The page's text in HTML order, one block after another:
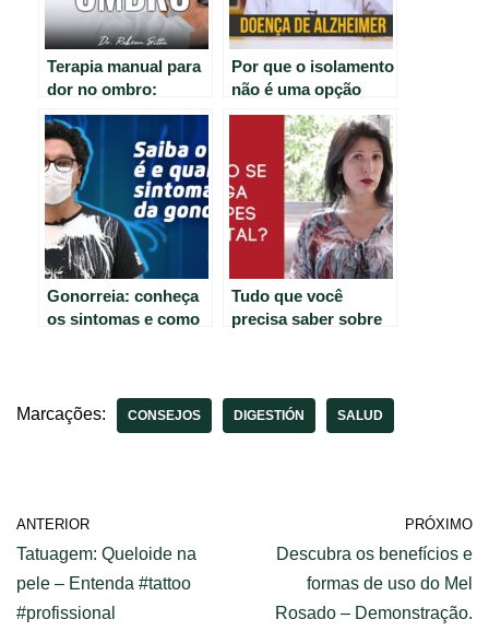
Terapia manual para
dor no ombro:
técnica de
mobilização articular
PA MAITLAND
Por que o isolamento
não é uma opção
para pacientes com
Alzheimer?
Gonorreia: conheça
os sintomas e como
Tudo que você
precisa saber sobre
prevenção.
Marcações: CONSEJOS DIGESTIÓN SALUD
ANTERIOR
Tatuagem: Queloide na
pele – Entenda #tattoo
#profissional
PRÓXIMO
Descubra os benefícios e
formas de uso do Mel
Rosado – Demonstração.